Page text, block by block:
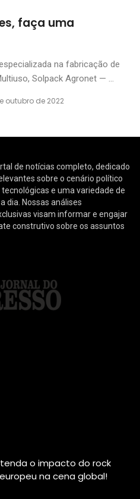
faça uma
na fabricação de
Solpack Agronet — ...
outubro de 2022
de notícias completo, dedicado
sobre o cenário político
e uma variedade de
dia. Nossas análises
visam informar e engajar
construtivo sobre os assuntos
o impacto do rock
na cena global!